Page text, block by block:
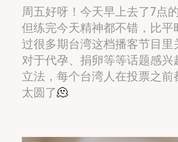
周五好呀！今天早上去了7点
但练完今天精神都不错，比
过很多期台湾这档播客节目
对于代孕、捐卵等等话题感
立法，每个台湾人在投票之
太圆了🫠